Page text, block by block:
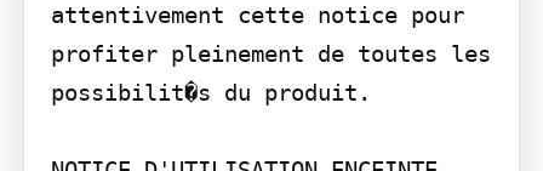
attentivement cette notice pour
profiter pleinement de toutes les
possibilit�s du produit.